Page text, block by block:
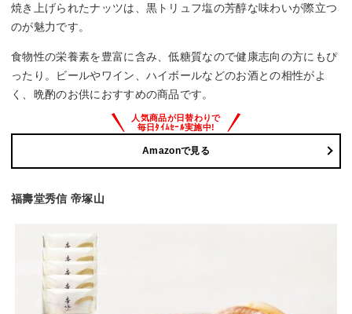
焼き上げられたナッツは、黒トリュフ塩の芳醇な味わいが際立つ
のが魅力です。
食物性の栄養素を豊富に含み、低糖質なので健康志向の方にもぴ
ったり。ビールやワイン、ハイボールなどのお酒との相性がよ
く、晩酌のお供におすすめの商品です。
Amazonで見る
福壽堂秀信 帝塚山